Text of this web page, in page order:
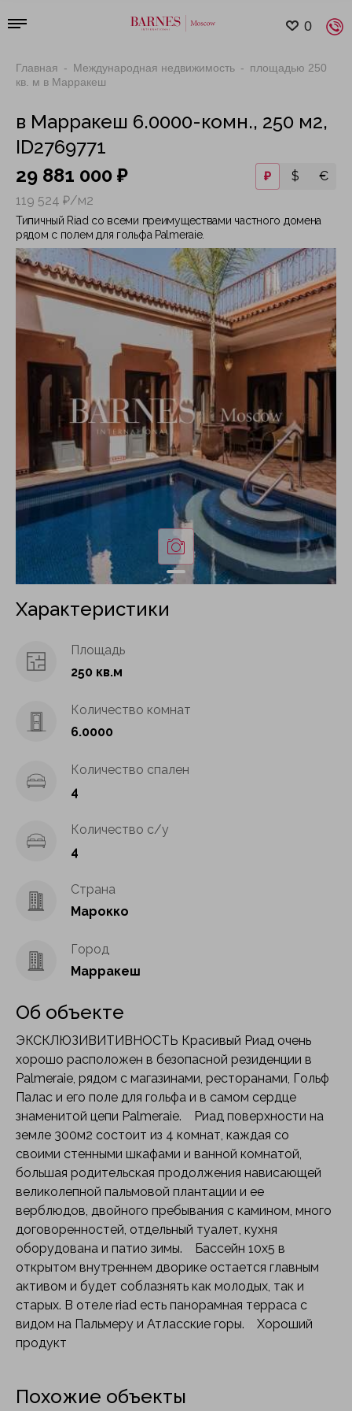
0
Главная Международная недвижимость
площадью 250
кв. м в Марракеш
в Марракеш 6.0000-комн., 250 м2,
ID2769771
29 881 000 ₽
119 524 ₽/м2
₽ $ €
Типичный Riad со всеми преимуществами частного домена
рядом с полем для гольфа Palmeraie.
Характеристики
Площадь
250 кв.м
Количество комнат
6.0000
Количество спален
4
Количество с/у
4
Страна
Марокко
Город
Марракеш
Об объекте
ЭКСКЛЮЗИВИТИВНОСТЬ Красивый Риад очень
хорошо расположен в безопасной резиденции в
Palmeraie, рядом с магазинами, ресторанами, Гольф
Палас и его поле для гольфа и в самом сердце
знаменитой цепи Palmeraie. Риад поверхности на
земле 300м2 состоит из 4 комнат, каждая со
своими стенными шкафами и ванной комнатой,
большая родительская продолжения нависающей
великолепной пальмовой плантации и ее
верблюдов, двойного пребывания с камином, много
договоренностей, отдельный туалет, кухня
оборудована и патио зимы. Бассейн 10х5 в
открытом внутреннем дворике остается главным
активом и будет соблазнять как молодых, так и
старых. В отеле riad есть панорамная терраса с
видом на Пальмеру и Атласские горы. Хороший
продукт
Похожие объекты